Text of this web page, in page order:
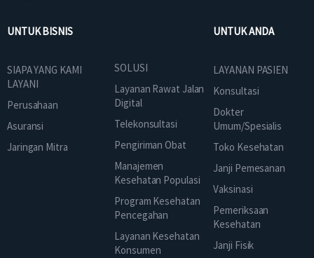
UNTUK BISNIS
SIAPA YANG KAMI
LAYANI
Perusahaan
Asuransi
Jaringan Mitra
SOLUSI
Layanan Rawat Jalan
Digital
Telekonsultasi
Pengiriman Obat
Manajemen
Kesehatan Populasi
Program Kesehatan
Pencegahan
Layanan Kesehatan
Konsumen
UNTUK ANDA
LAYANAN PASIEN
Konsultasi
Dokter
Umum/Spesialis
Toko Kesehatan
Janji Pemesanan
Vaksinasi
Pemeriksaan
Kesehatan
Janji Fisik